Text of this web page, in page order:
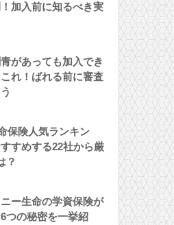
加入前に知るべき実
があっても加入でき
れ！ばれる前に審査
保険人気ランキン
すめする22社から厳
？
ニー生命の学資保険が
つの秘密を一挙紹